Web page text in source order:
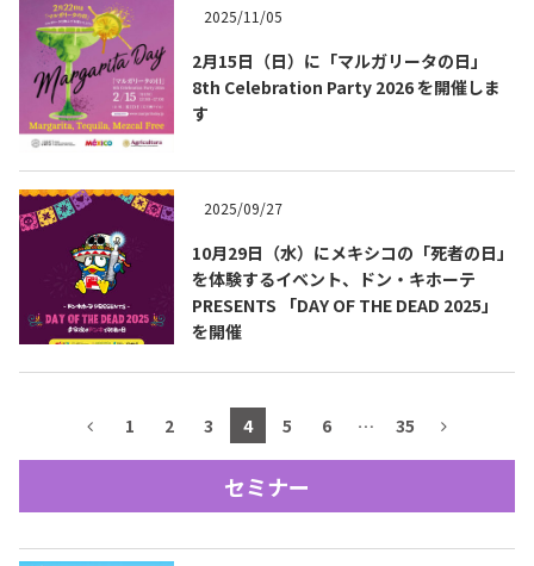
テキーラの飲み方
テキーラマップ
メキシコ料理
メキシコ旅行 Travel of Mexico
2025/11/05
2月15日（日）に「マルガリータの日」
8th Celebration Party 2026 を開催しま
す
2025/09/27
10月29日（水）にメキシコの「死者の日」
を体験するイベント、ドン・キホーテ
PRESENTS 「DAY OF THE DEAD 2025」
を開催
1 2 3 4 5 6 … 35
セミナー